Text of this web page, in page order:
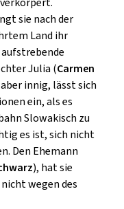
sie nach der
Land ihr
Julia (Carmen
innig, lässt sich
ein, als es
Slowakisch zu
es ist, sich nicht
Den Ehemann
), hat sie
wegen des